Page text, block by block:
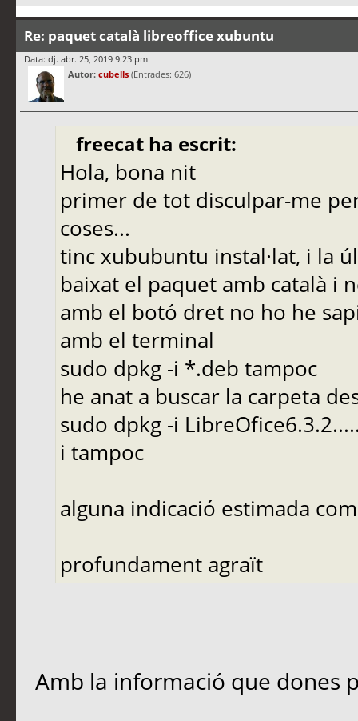
Re: paquet català libreoffice xubuntu
Data: dj. abr. 25, 2019 9:23 pm
Autor: cubells (Entrades: 626)
freecat ha escrit:
Hola, bona nit
primer de tot disculpar-me
coses...
tinc xububuntu instal·lat, i la
baixat el paquet amb català i
amb el botó dret no ho he
amb el terminal
sudo dpkg -i *.deb tampoc
he anat a buscar la carpeta
sudo dpkg -i
i tampoc
alguna indicació estimada
profundament agraït
Amb la informació que dones